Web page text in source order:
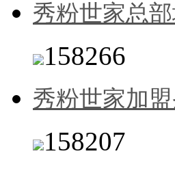
秀粉世家总
158266
秀粉世家加
158207